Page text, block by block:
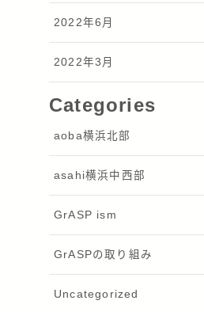
2022年6月
2022年3月
Categories
aoba横浜北部
asahi横浜中西部
GrASP ism
GrASPの取り組み
Uncategorized